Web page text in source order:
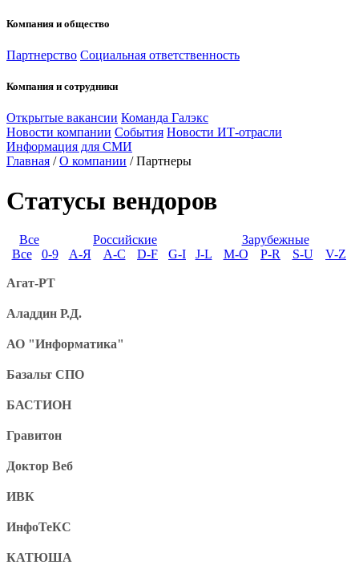
Компания и общество
Партнерство Социальная ответственность
Компания и сотрудники
Открытые вакансии Команда Галэкс
Новости компании События Новости ИТ-отрасли
Информация для СМИ
Главная / О компании / Партнеры
Статусы вендоров
Все Российские
Зарубежные
Все
0-9 А-Я A-C D-F G-I J-L M-O P-R S-U V-Z
Агат-РТ
Аладдин Р.Д.
АО "Информатика"
Базальт СПО
БАСТИОН
Гравитон
Доктор Веб
ИВК
ИнфоТеКС
КАТЮША